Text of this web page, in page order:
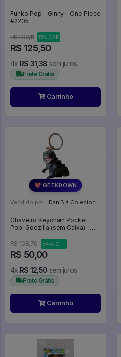
Funko Pop - Ginny - One Piece
#2205
R$ 132,11 5% OFF
R$ 125,50
4x R$ 31,38 sem juros
Frete Grátis
Carrinho
💖 GEEKDOWN
Vendido por: DaniBlá Colecionáveis - SP
Chaveiro Keychain Pocket
Pop! Godzilla (sem Caixa) -
R$ 108,70
54% OFF
R$ 50,00
4x R$ 12,50 sem juros
Frete Grátis
Carrinho